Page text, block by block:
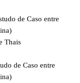
de Caso entre
Thais
de Caso entre